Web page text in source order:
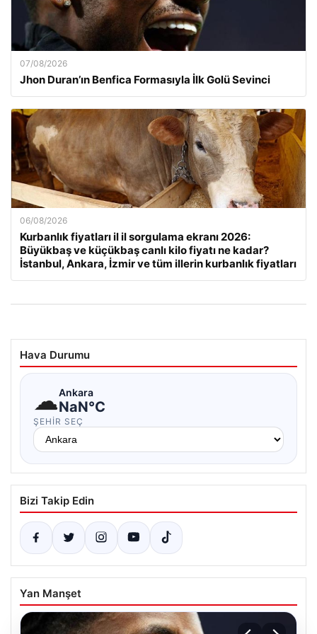
07/08/2026
Jhon Duran’ın Benfica Formasıyla İlk Golü Sevinci
06/08/2026
Kurbanlık fiyatları il il sorgulama ekranı 2026:
Büyükbaş ve küçükbaş canlı kilo fiyatı ne kadar?
İstanbul, Ankara, İzmir ve tüm illerin kurbanlık fiyatları
Hava Durumu
☁Ankara
NaN°C
ŞEHIR SEÇ
Bizi Takip Edin
Yan Manşet